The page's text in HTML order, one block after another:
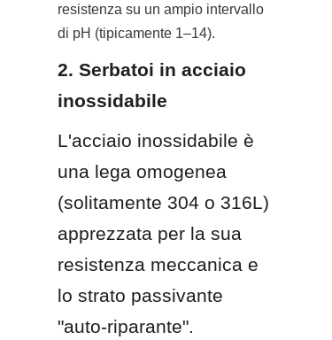
resistenza su un ampio intervallo
di pH (tipicamente 1–14).
2. Serbatoi in acciaio
inossidabile
L'acciaio inossidabile è
una lega omogenea
(solitamente 304 o 316L)
apprezzata per la sua
resistenza meccanica e
lo strato passivante
"auto-riparante".